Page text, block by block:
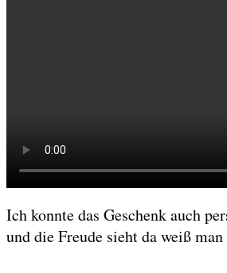
Ich konnte das Geschenk auch
und die Freude sieht da weiß